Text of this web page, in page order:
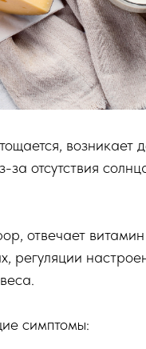
возникает
отсутствия
отвечает
регуляции
симптомы: